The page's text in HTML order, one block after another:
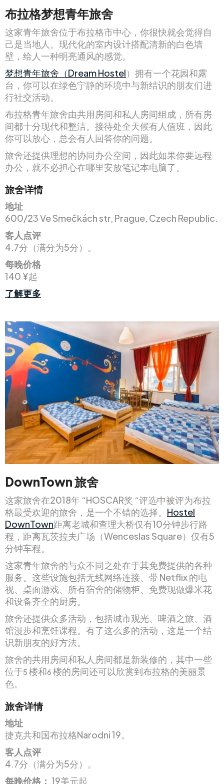
布拉格梦想青年旅舍
这家青年旅舍位于布拉格市中心，你很快就会觉得自
己是当地人。现代化的室内设计搭配清新的白色墙
壁，给人一种明亮通风的感觉。
梦想青年旅舍（Dream Hostel）拥有一个花园和露
台，你可以在绿色宁静的环境中与新结识的朋友们进
行社交活动。
布拉格青年旅舍由共用房间和私人房间组成，所有房
间都十分现代和整洁。接待处全天候有人值班，因此
你可以放心，总会有人回答你的问题。
旅舍还提供理想的协同办公空间，因此如果你要远程
办公，就不必担心在哪里安放笔记本电脑了。
旅舍详情
地址
600/23 Ve Smečkách str, Prague, Czech Republic.
客人点评
4.7分（满分为5分）。
每晚价格
140 ¥起
了解更多
DownTown 旅舍
这家旅舍在2018年 “HOSCAR奖 “评选中被评为布拉
格最受欢迎的旅舍，是一个不错的选择。 Hostel
DownTown距离老城和查理大桥仅有10分钟步行路
程，距离瓦茨拉夫广场（Wenceslas Square）仅有5
分钟车程。
这家青年旅舍的与众不同之处在于其免费提供的各种
服务。这些设施包括无线网络连接、带 Netflix 的电
视、桌面游戏、所有宿舍的储物柜、免费现做爆米花
和设备齐全的厨房。
旅舍还提供众多活动，包括城市观光、啤酒之旅、酒
馆漫步和烹饪课程。有了这么多的活动，这是一个结
识新朋友的好方法。
旅舍的共用房间和私人房间都是新装修的，其中一些
位于5 楼和6 楼的房间还可以欣赏到布拉格的美丽景
色。
旅舍详情
地址
捷克共和国布拉格Narodni 19。
客人点评
4.7分（满分为5分）。
每晚价格： 19美元起